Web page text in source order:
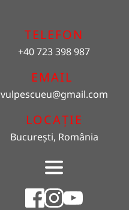
TELEFON
+40 723 398 987
EMAIL
vulpescueu@gmail.com
LOCAȚIE
București, România